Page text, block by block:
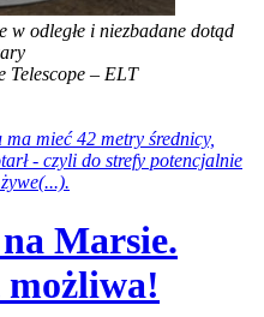
odległe i niezbadane dotąd
Telescope – ELT
ma mieć 42 metry średnicy,
- czyli do strefy potencjalnie
Marsie.